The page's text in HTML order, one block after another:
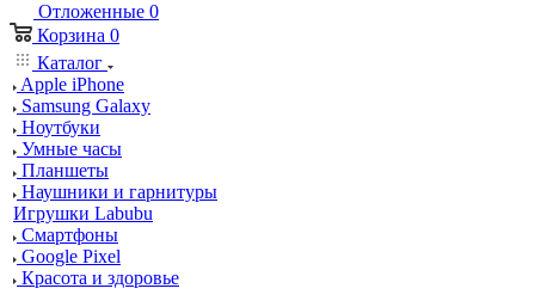
Отложенные 0
Корзина 0
Каталог
Apple iPhone
Samsung Galaxy
Ноутбуки
Умные часы
Планшеты
Наушники и гарнитуры
Игрушки Labubu
Смартфоны
Google Pixel
Красота и здоровье